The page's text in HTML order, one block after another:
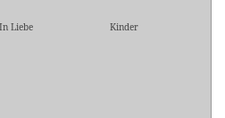
In Liebe Kinder